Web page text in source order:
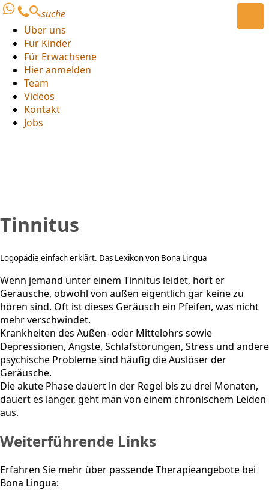
suche
Über uns
Für Kinder
Für Erwachsene
Hier anmelden
Team
Videos
Kontakt
Jobs
Tinnitus
Logopädie einfach erklärt. Das Lexikon von Bona Lingua
Wenn jemand unter einem Tinnitus leidet, hört er
Geräusche, obwohl von außen eigentlich gar keine zu
hören sind. Oft ist dieses Geräusch ein Pfeifen, was nicht
mehr verschwindet.
Krankheiten des Außen- oder Mittelohrs sowie
Depressionen, Ängste, Schlafstörungen, Stress und andere
psychische Probleme sind häufig die Auslöser der
Geräusche.
Die akute Phase dauert in der Regel bis zu drei Monaten,
dauert es länger, geht man von einem chronischem Leiden
aus.
Weiterführende Links
Erfahren Sie mehr über passende Therapieangebote bei
Bona Lingua: